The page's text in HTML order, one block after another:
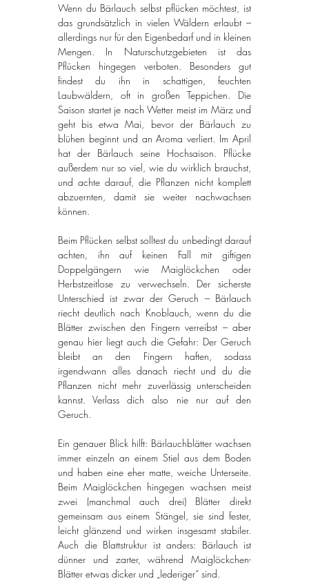
Wenn du Bärlauch selbst pflücken möchtest, ist
das grundsätzlich in vielen Wäldern erlaubt –
allerdings nur für den Eigenbedarf und in kleinen
Mengen. In Naturschutzgebieten ist das
Pflücken hingegen verboten. Besonders gut
findest du ihn in schattigen, feuchten
Laubwäldern, oft in großen Teppichen. Die
Saison startet je nach Wetter meist im März und
geht bis etwa Mai, bevor der Bärlauch zu
blühen beginnt und an Aroma verliert. Im April
hat der Bärlauch seine Hochsaison. Pflücke
außerdem nur so viel, wie du wirklich brauchst,
und achte darauf, die Pflanzen nicht komplett
abzuernten, damit sie weiter nachwachsen
können.
Beim Pflücken selbst solltest du unbedingt darauf
achten, ihn auf keinen Fall mit giftigen
Doppelgängern wie Maiglöckchen oder
Herbstzeitlose zu verwechseln. Der sicherste
Unterschied ist zwar der Geruch – Bärlauch
riecht deutlich nach Knoblauch, wenn du die
Blätter zwischen den Fingern verreibst – aber
genau hier liegt auch die Gefahr: Der Geruch
bleibt an den Fingern haften, sodass
irgendwann alles danach riecht und du die
Pflanzen nicht mehr zuverlässig unterscheiden
kannst. Verlass dich also nie nur auf den
Geruch.
Ein genauer Blick hilft: Bärlauchblätter wachsen
immer einzeln an einem Stiel aus dem Boden
und haben eine eher matte, weiche Unterseite.
Beim Maiglöckchen hingegen wachsen meist
zwei (manchmal auch drei) Blätter direkt
gemeinsam aus einem Stängel, sie sind fester,
leicht glänzend und wirken insgesamt stabiler.
Auch die Blattstruktur ist anders: Bärlauch ist
dünner und zarter, während Maiglöckchen-
Blätter etwas dicker und „lederiger“ sind.